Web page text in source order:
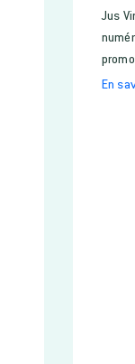
Jus
En